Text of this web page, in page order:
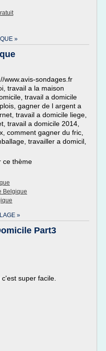
»
www.avis-sondages.fr
travail a la maison
travail a domicile
gagner de l argent a
travail a domicile liege,
travail a domicile 2014,
comment gagner du fric,
travailler a domicil,
ce thème
Belgique
»
Part3
super facile.